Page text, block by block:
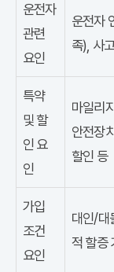
운전자
관련
요인
운전자
족), 사
특약
및 할
인 요
인
마일리
안전장
할인 등
가입
조건
요인
대인/대
적 할증